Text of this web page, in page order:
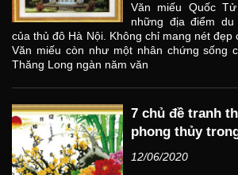
Văn miếu Quốc
những địa điểm
của thủ đô Hà Nội. Không chỉ mang nét đẹp
Văn miếu còn như một nhân chứng sống
Thăng Long ngàn năm văn
7 chủ đề tranh
phong thủy
12/06/2020